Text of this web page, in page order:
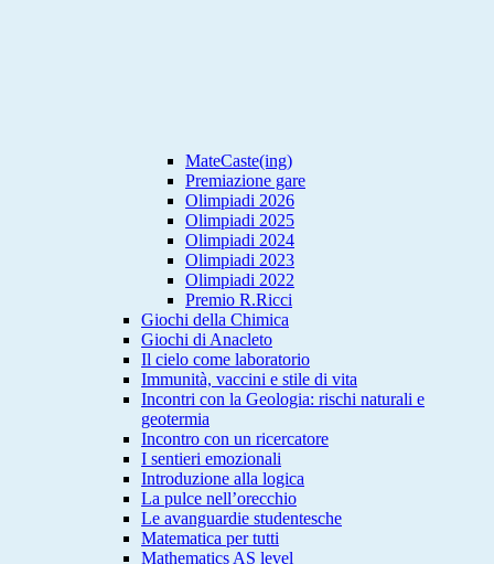
MateCaste(ing)
Premiazione gare
Olimpiadi 2026
Olimpiadi 2025
Olimpiadi 2024
Olimpiadi 2023
Olimpiadi 2022
Premio R.Ricci
Giochi della Chimica
Giochi di Anacleto
Il cielo come laboratorio
Immunità, vaccini e stile di vita
Incontri con la Geologia: rischi naturali e
geotermia
Incontro con un ricercatore
I sentieri emozionali
Introduzione alla logica
La pulce nell’orecchio
Le avanguardie studentesche
Matematica per tutti
Mathematics AS level